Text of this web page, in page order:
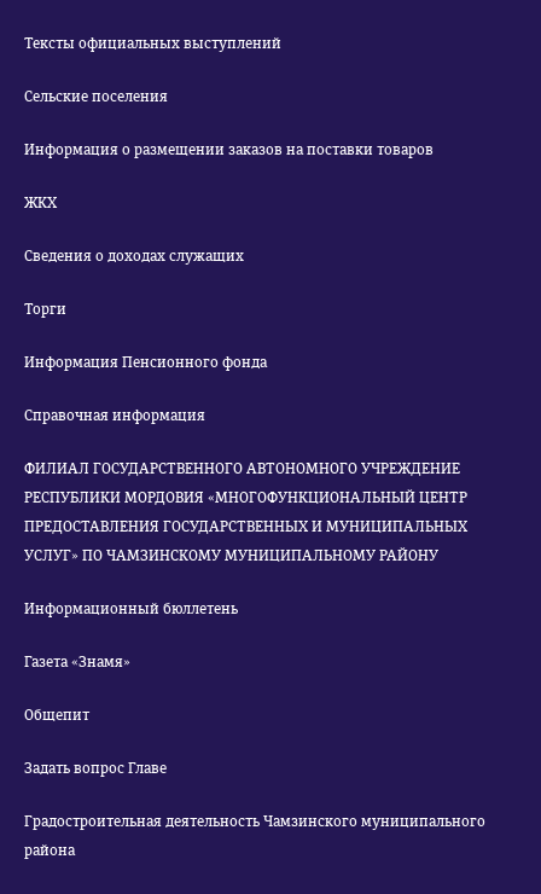
Тексты официальных выступлений
Сельские поселения
Информация о размещении заказов на поставки товаров
ЖКХ
Сведения о доходах служащих
Торги
Информация Пенсионного фонда
Справочная информация
ФИЛИАЛ ГОСУДАРСТВЕННОГО АВТОНОМНОГО УЧРЕЖДЕНИЕ
РЕСПУБЛИКИ МОРДОВИЯ «МНОГОФУНКЦИОНАЛЬНЫЙ ЦЕНТР
ПРЕДОСТАВЛЕНИЯ ГОСУДАРСТВЕННЫХ И МУНИЦИПАЛЬНЫХ
УСЛУГ» ПО ЧАМЗИНСКОМУ МУНИЦИПАЛЬНОМУ РАЙОНУ
Информационный бюллетень
Газета «Знамя»
Общепит
Задать вопрос Главе
Градостроительная деятельность Чамзинского муниципального
района